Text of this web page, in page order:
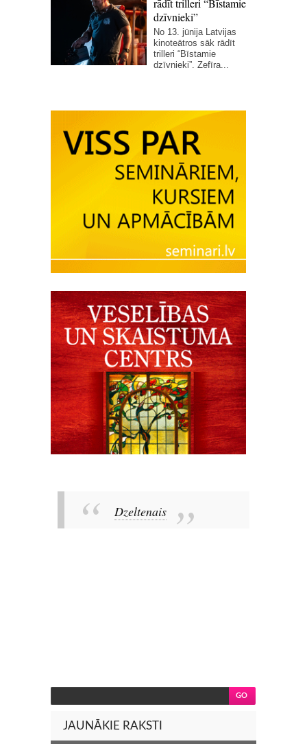
rādīt trilleri “Bīstamie
dzīvnieki”
No 13. jūnija Latvijas
kinoteātros sāk rādīt
trilleri “Bīstamie
dzīvnieki”. Zefīra...
Dzeltenais
JAUNĀKIE RAKSTI